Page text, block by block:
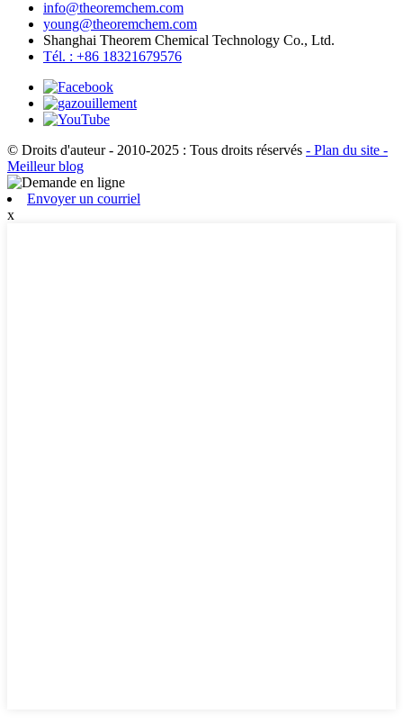
info@theoremchem.com
young@theoremchem.com
Shanghai Theorem Chemical Technology Co., Ltd.
Tél. : +86 18321679576
© Droits d'auteur - 2010-2025 : Tous droits réservés - Plan du site -
Meilleur blog
Envoyer un courriel
x